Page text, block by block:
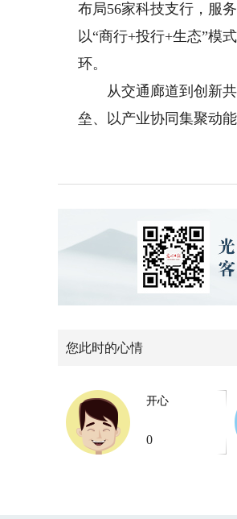
布局56家科技支行，服
以“商行+投行+生态”模
环。
从交通廊道到创新共
垒、以产业协同集聚动
您此时的心情
开心
0